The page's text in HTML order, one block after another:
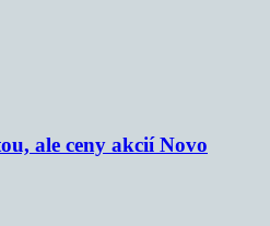
ale ceny akcií Novo